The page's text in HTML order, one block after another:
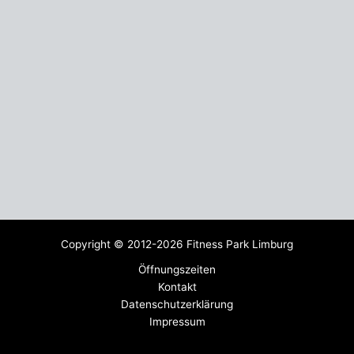
Copyright © 2012-2026 Fitness Park Limburg
Öffnungszeiten
Kontakt
Datenschutzerklärung
Impressum